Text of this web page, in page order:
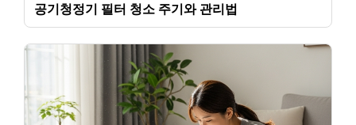
공기청정기 필터 청소 주기와 관리법